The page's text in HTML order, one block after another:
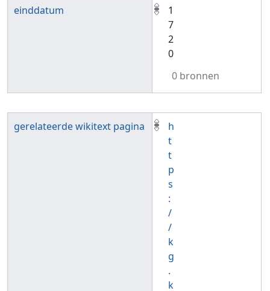
einddatum
1
7
2
0
0 bronnen
gerelateerde wikitext pagina
h
t
t
p
s
:
/
/
k
g
.
k